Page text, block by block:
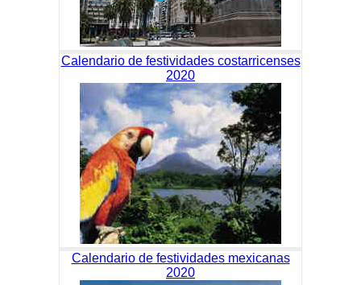
Calendario de festividades costarricenses
2020
Calendario de festividades mexicanas
2020